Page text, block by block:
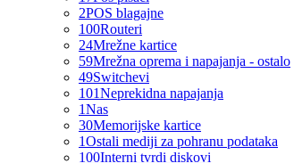
2POS blagajne
100Routeri
24Mrežne kartice
59Mrežna oprema i napajanja - ostalo
49Switchevi
101Neprekidna napajanja
1Nas
30Memorijske kartice
1Ostali mediji za pohranu podataka
100Interni tvrdi diskovi